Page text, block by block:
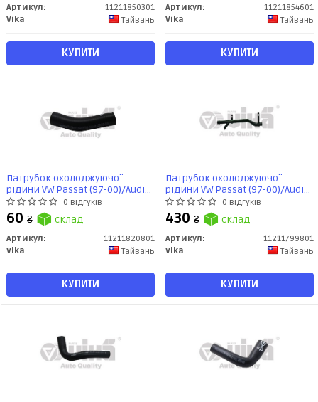
Артикул:
11211850301
Vika
Тайвань
КУПИТИ
Артикул:
11211854601
Vika
Тайвань
КУПИТИ
Патрубок охолоджуючої
рідини VW Passat (97-00)/Audi
100 (91-94), A4 (95-01), A6 (95-
01),A8 (94-03),80 (92-96)
(11211820801) VIKA
0 відгуків
60 ₴ склад
Артикул:
11211820801
Vika
Тайвань
КУПИТИ
Патрубок охолоджуючої
рідини VW Passat (97-00)/Audi
100 (91-94), A4 (95-01), A6 (95-
01),A8 (94-03),80 (92-96)
(11211799801) VIKA
0 відгуків
430 ₴ склад
Артикул:
11211799801
Vika
Тайвань
КУПИТИ